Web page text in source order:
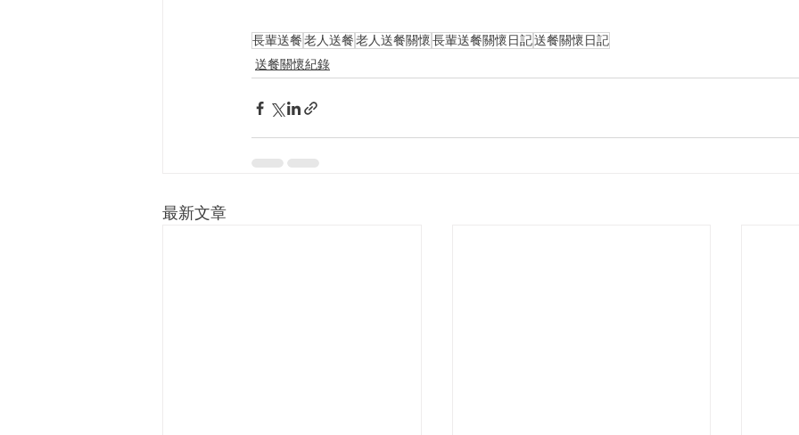
長輩送餐老人送餐老人送餐關懷長輩送餐關懷日記送餐關懷日記
送餐關懷紀錄
最新文章